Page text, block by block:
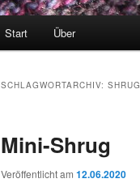
Start Über
SCHLAGWORTARCHIV: SHRUG
Mini-Shrug
Veröffentlicht am 12.06.2020